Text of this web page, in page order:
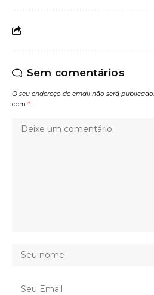
Sem comentários
O seu endereço de email não será publicado.
com *